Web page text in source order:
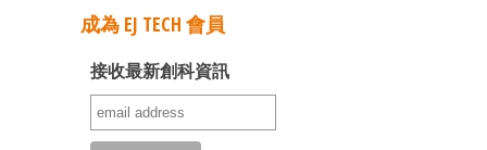
成為 EJ TECH 會員
接收最新創科資訊